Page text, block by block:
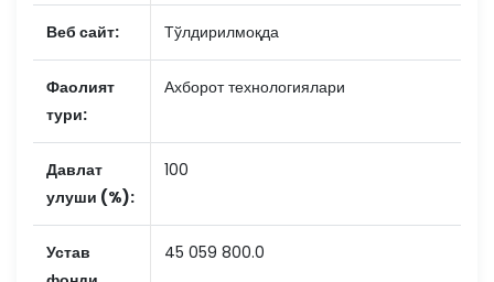
Веб сайт: Тўлдирилмоқда
Фаолият
тури:
Ахборот технологиялари
Давлат
улуши (%):
100
Устав
45 059 800.0